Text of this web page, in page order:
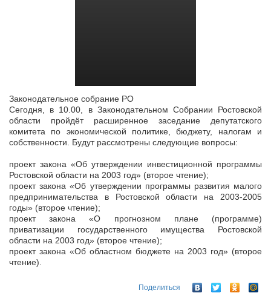
Законодательное собрание РО
Сегодня, в 10.00, в Законодательном Собрании Ростовской
области пройдёт расширенное заседание депутатского
комитета по экономической политике, бюджету, налогам и
собственности. Будут рассмотрены следующие вопросы:
проект закона «Об утверждении инвестиционной программы
Ростовской области на 2003 год» (второе чтение);
проект закона «Об утверждении программы развития малого
предпринимательства в Ростовской области на 2003-2005
годы» (второе чтение);
проект закона «О прогнозном плане (программе)
приватизации государственного имущества Ростовской
области на 2003 год» (второе чтение);
проект закона «Об областном бюджете на 2003 год» (второе
чтение).
Поделиться